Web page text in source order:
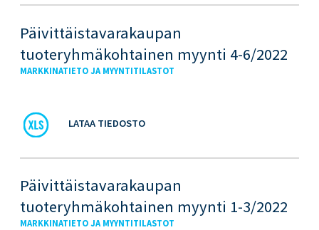
Päivittäistavarakaupan
tuoteryhmäkohtainen myynti 4-6/2022
MARKKINATIETO JA MYYNTITILASTOT
LATAA TIEDOSTO
Päivittäistavarakaupan
tuoteryhmäkohtainen myynti 1-3/2022
MARKKINATIETO JA MYYNTITILASTOT